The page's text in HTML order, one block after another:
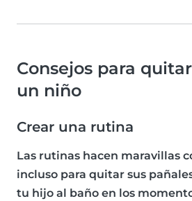
Consejos para
un niño
Crear una rutina
Las rutinas hacen maravillas
incluso para quitar sus
tu hijo al baño en los